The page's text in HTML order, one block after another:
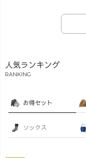
人気ランキング
RANKING
お得セット
ソックス